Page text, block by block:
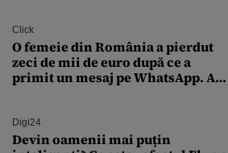
Click
O femeie din România a pierdut
zeci de mii de euro după ce a
primit un mesaj pe WhatsApp. A
Digi24
Devin oamenii mai puțin